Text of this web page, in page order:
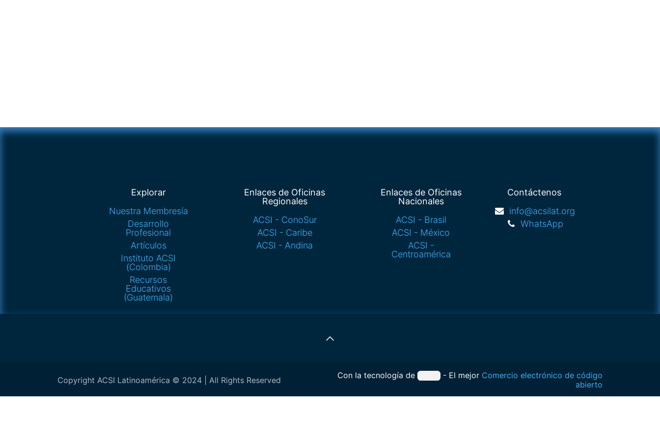
Contáctenos
info@acsilat.org
WhatsApp
Enlaces de Oficinas
Regionales
ACSI - ConoSur
ACSI - Caribe
ACSI - Andina
Enlaces de Oficinas
Nacionales
ACSI - Brasil
ACSI - México
ACSI -
Centroamérica
Explorar
Nuestra Membresía
Desarrollo
Profesional
Artículos
Instituto ACSI
(Colombia)
Recursos
Educativos
(Guatemala)
Copyright ACSI Latinoamérica © 2024 | All Rights Reserved Con la tecnología de - El mejor Comercio electrónico de código
abierto